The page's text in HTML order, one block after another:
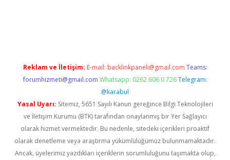
Reklam ve İletişim: E-mail: backlinkpaneli@gmail.com Teams:
forumhizmeti@gmail.com Whatsapp: 0262 606 0 726 Telegram:
@karabul
Yasal Uyarı: Sitemiz, 5651 Sayılı Kanun gereğince Bilgi Teknolojileri
ve İletişim Kurumu (BTK) tarafından onaylanmış bir Yer Sağlayıcı
olarak hizmet vermektedir. Bu nedenle, sitedeki içerikleri proaktif
olarak denetleme veya araştırma yükümlülüğümüz bulunmamaktadır.
Ancak, üyelerimiz yazdıkları içeriklerin sorumluluğunu taşımakta olup,